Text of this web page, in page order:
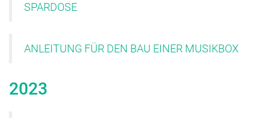
SPARDOSE
ANLEITUNG FÜR DEN BAU EINER MUSIKBOX
2023